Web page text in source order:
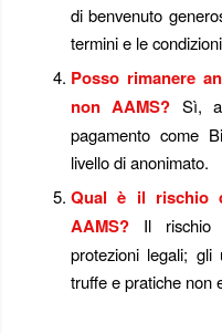
di benvenuto
termini e le
Posso rimanere
non AAMS? Sì,
pagamento come
livello di anonimato.
Qual è il rischio
AAMS?Il rischio
protezioni legali; gli
truffe e pratiche non